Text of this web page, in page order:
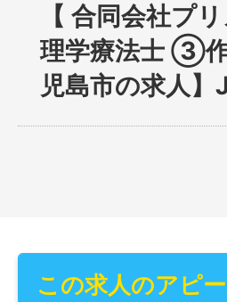
【 合同会社
理学療法士 ③作
児島市の求人
この求人のアピ